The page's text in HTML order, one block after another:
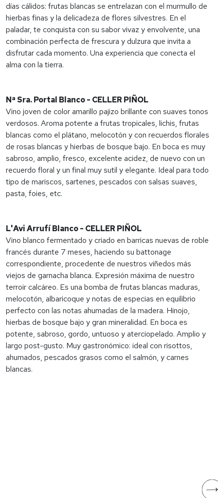
días cálidos: frutas blancas se entrelazan con el murmullo de
hierbas finas y la delicadeza de flores silvestres. En el
paladar, te conquista con su sabor vivaz y envolvente, una
combinación perfecta de frescura y dulzura que invita a
disfrutar cada momento. Una experiencia que conecta el
alma con la tierra.
Nª Sra. Portal Blanco - CELLER PIÑOL
Vino joven de color amarillo pajizo brillante con suaves tonos
verdosos. Aroma potente a frutas tropicales, lichis, frutas
blancas como el plátano, melocotón y con recuerdos florales
de rosas blancas y hierbas de bosque bajo. En boca es muy
sabroso, amplio, fresco, excelente acidez, de nuevo con un
recuerdo floral y un final muy sutil y elegante. Ideal para todo
tipo de mariscos, sartenes, pescados con salsas suaves,
pasta, foies, etc.
L'Avi Arrufí Blanco - CELLER PIÑOL
Vino blanco fermentado y criado en barricas nuevas de roble
francés durante 7 meses, haciendo su battonage
correspondiente, procedente de nuestros viñedos más
viejos de garnacha blanca. Expresión máxima de nuestro
terroir calcáreo. Es una bomba de frutas blancas maduras,
melocotón, albaricoque y notas de especias en equilibrio
perfecto con las notas ahumadas de la madera. Hinojo,
hierbas de bosque bajo y gran mineralidad. En boca es
potente, sabroso, gordo, untuoso y aterciopelado. Amplio y
largo post-gusto. Muy gastronómico: ideal con risottos,
ahumados, pescados grasos como el salmón, y carnes
blancas.